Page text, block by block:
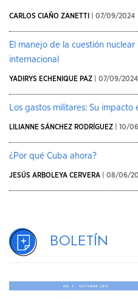
CARLOS CIAÑO ZANETTI | 07/09/2024
El manejo de la cuestión
internacional
YADIRYS ECHENIQUE PAZ | 07/09/2024
Los gastos militares: Su
LILIANNE SÁNCHEZ RODRÍGUEZ | 10/
¿Por qué Cuba ahora?
JESÚS ARBOLEYA CERVERA | 08/06/
Boletín